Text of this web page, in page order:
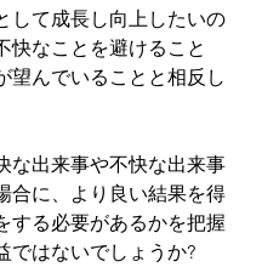
して成長し向上したいの
快なことを避けること
望んでいることと相反し
な出来事や不快な出来事
合に、より良い結果を得
する必要があるかを把握
ではないでしょうか?